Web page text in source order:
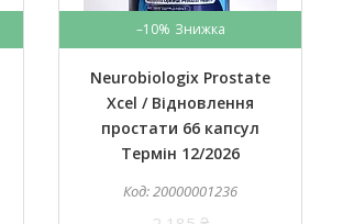
–10%
Neurobiologix Prostate
Xcel / Відновлення
простати 66 капсул
Термін 12/2026
20000001236